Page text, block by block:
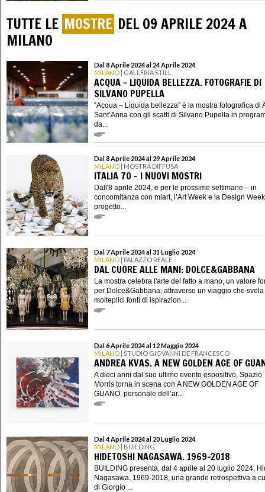
TUTTE LE MOSTRE DEL 09 APRILE 2024 A
MILANO
Dal 8 Aprile 2024 al 24 Aprile 2024
MILANO | GALLERIA STILL
ACQUA – LIQUIDA BELLEZZA. FOTOGRAFIE DI
SILVANO PUPELLA
“Acqua – Liquida bellezza” è la mostra fotografica di
Sant’Anna con gli scatti di Silvano Pupella in
da...
Dal 8 Aprile 2024 al 29 Aprile 2024
MILANO | MOSTRA DIFFUSA
ITALIA 70 – I NUOVI MOSTRI
Dall'8 aprile 2024, e per le prossime settimane – in
concomitanza con miart, l’Art Week e la Design
progetto...
Dal 7 Aprile 2024 al 31 Luglio 2024
MILANO | PALAZZO REALE
DAL CUORE ALLE MANI: DOLCE&GABBANA
La mostra celebra l'arte del fatto a mano, un valore
per Dolce&Gabbana, attraverso un viaggio che
molteplici fonti di ispirazion...
Dal 6 Aprile 2024 al 12 Maggio 2024
MILANO | STUDIO GIOVANNI DE FRANCESCO
ANDREA KVAS. A NEW GOLDEN AGE OF
A dieci anni dal suo ultimo evento espositivo, Spazio
Morris torna in scena con A NEW GOLDEN AGE OF
GUANO, personale dell’ar...
Dal 4 Aprile 2024 al 20 Luglio 2024
MILANO | BUILDING
HIDETOSHI NAGASAWA. 1969-2018
BUILDING presenta, dal 4 aprile al 20 luglio 2024,
Nagasawa. 1969-2018, una grande retrospettiva a
di Giorgio ...